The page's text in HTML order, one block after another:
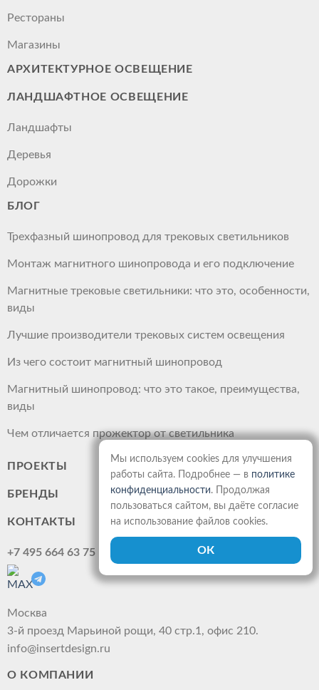
Рестораны
Магазины
АРХИТЕКТУРНОЕ ОСВЕЩЕНИЕ
ЛАНДШАФТНОЕ ОСВЕЩЕНИЕ
Ландшафты
Деревья
Дорожки
БЛОГ
Трехфазный шинопровод для трековых светильников
Монтаж магнитного шинопровода и его подключение
Магнитные трековые светильники: что это, особенности,
виды
Лучшие производители трековых систем освещения
Из чего состоит магнитный шинопровод
Магнитный шинопровод: что это такое, преимущества,
виды
Чем отличается прожектор от светильника
ПРОЕКТЫ
БРЕНДЫ
КОНТАКТЫ
+7 495 664 63 75
Москва
3-й проезд Марьиной рощи, 40 стр.1, офис 210.
info@insertdesign.ru
О КОМПАНИИ
Мы используем cookies для улучшения
работы сайта. Подробнее — в политике
конфиденциальности. Продолжая
пользоваться сайтом, вы даёте согласие
на использование файлов cookies.